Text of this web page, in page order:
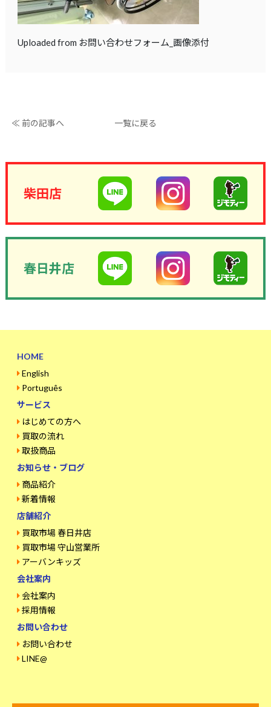
Uploaded from お問い合わせフォーム_画像添付
≪ 前の記事へ 一覧に戻る
柴田店
春日井店
HOME
English
Português
サービス
はじめての方へ
買取の流れ
取扱商品
お知らせ・ブログ
商品紹介
新着情報
店舗紹介
買取市場 春日井店
買取市場 守山営業所
アーバンキッズ
会社案内
会社案内
採用情報
お問い合わせ
お問い合わせ
LINE@